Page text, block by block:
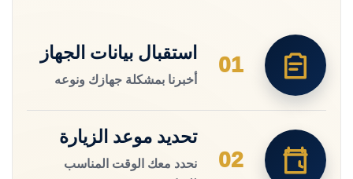
01
استقبال بيانات الجهاز
أخبرنا بمشكلة جهازك ونوعه
02
تحديد موعد الزيارة
نحدد معك الوقت المناسب